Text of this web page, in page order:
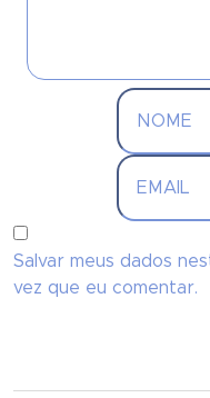
Salvar meus dados
vez que eu comentar.